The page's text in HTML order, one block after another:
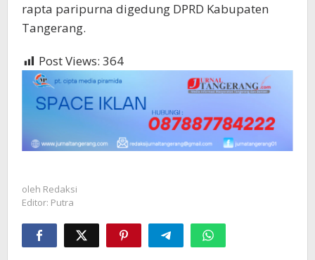
rapta paripurna digedung DPRD Kabupaten
Tangerang.
Post Views: 364
oleh Redaksi
Editor: Putra